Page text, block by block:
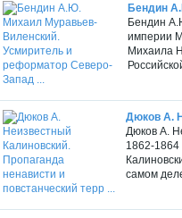
Бендин
Бендин
империи
Михаила
Дюков А.
Дюков А.
1862-1864
самом